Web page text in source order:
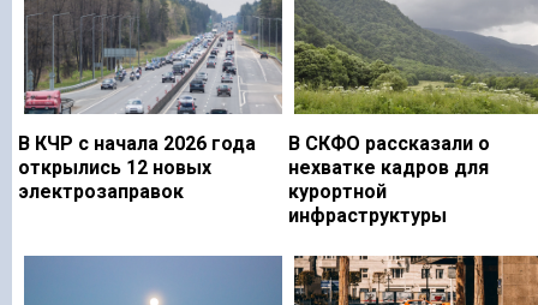
В КЧР с начала 2026 года
открылись 12 новых
электрозаправок
В СКФО рассказали о
нехватке кадров для
курортной
инфраструктуры